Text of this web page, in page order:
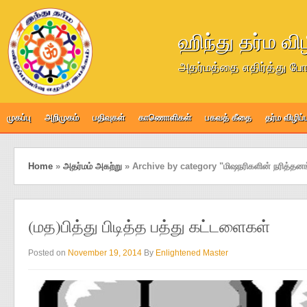
ஹிந்து தர்ம
அதர்மத்தை எதிர்த்து
முகப்பு அறிமுகம் பதிவுகள் காணொளிகள் பகவத் கீதை தர்ம
Home » அதர்மம் அகற்று » Archive by category "மிஷநரிகளின்
(மத)பித்து பிடித்த பத்து கட்டளைகள்
Posted on November 19, 2014 By Enlightened Master